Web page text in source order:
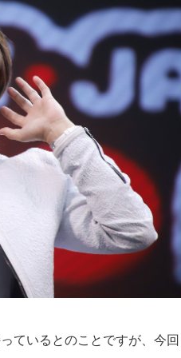
ているとのことですが、今回